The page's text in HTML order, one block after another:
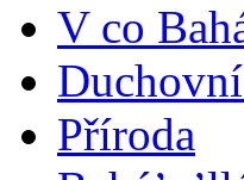
V co
Příroda